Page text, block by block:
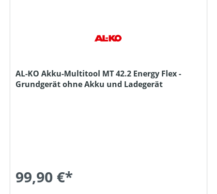
AL-KO Akku-Multitool MT 42.2 Energy Flex -
Grundgerät ohne Akku und Ladegerät
99,90 €*